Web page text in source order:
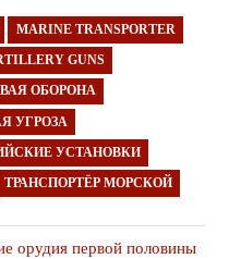
MARINE TRANSPORTER
GUNS
ОБОРОНА
УГРОЗА
УСТАНОВКИ
ТРАНСПОРТЁР МОРСКОЙ
орудия первой половины